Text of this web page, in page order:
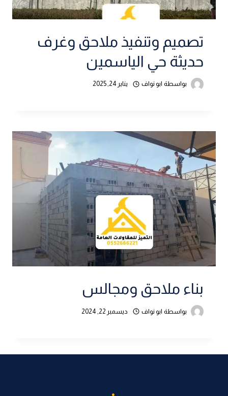
تصميم وتنفيذ ملاحق وغرف
حديثة حي الياسمين
بواسطة ابو نواف يناير 24, 2025
بناء ملاحق ومجالس
بواسطة ابو نواف ديسمبر 22, 2024